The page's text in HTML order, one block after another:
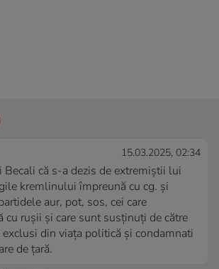
15.03.2025, 02:34
Becali că s-a dezis de extremiștii lui
kremlinului împreună cu cg. și
aur, pot, sos, cei care
cu rușii și care sunt susținuți de către
din viața politică și condamnati
de țară.